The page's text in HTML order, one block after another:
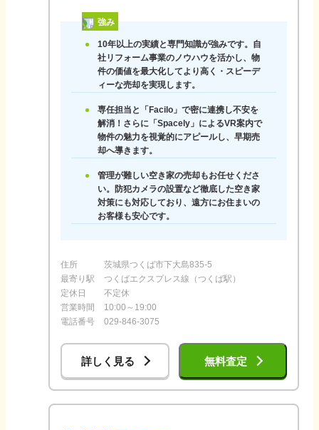
強み
10年以上の実績と専門知識が強みです。自
社リフォーム事業のノウハウを活かし、物
件の価値を最大化してより高く・スピーデ
ィーな売却を実現します。
専任担当と「Facilo」で密に連携し不安を
解消！さらに「Spacely」によるVR案内で
物件の魅力を視覚的にアピールし、早期売
却へ導きます。
管理が難しい空き家の売却もお任せくださ
い。防犯カメラの設置など徹底した空き家
対策にも対応しており、遠方にお住まいの
お客様も安心です。
住所
茨城県つくば市下大島835-5
最寄り駅
つくばエクスプレス線（つくば駅）
定休日
不定休
営業時間
10:00～19:00
電話番号
029-846-3075
詳しく見る 無料査定